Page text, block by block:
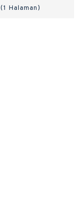
Halaman)